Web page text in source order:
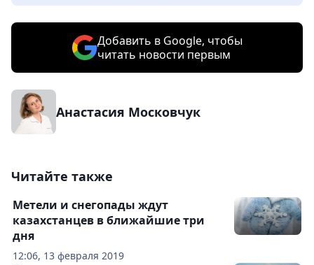
Добавить в Google, чтобы
читать новости первым
Анастасия Московчук
Читайте также
12:06, 13 февраля 2019
Метели и снегопады ждут
казахстанцев в ближайшие три
дня